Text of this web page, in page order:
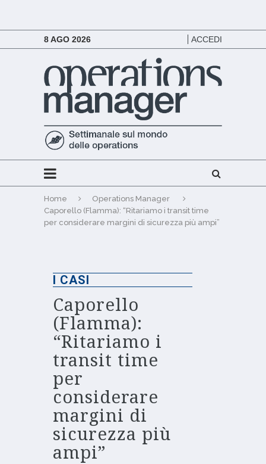
8 AGO 2026 ACCEDI
Home
Operations Manager
Caporello (Flamma): “Ritariamo i transit time
per considerare margini di sicurezza più ampi”
I CASI
Caporello
(Flamma):
“Ritariamo i
transit time
per
considerare
margini di
sicurezza più
ampi”